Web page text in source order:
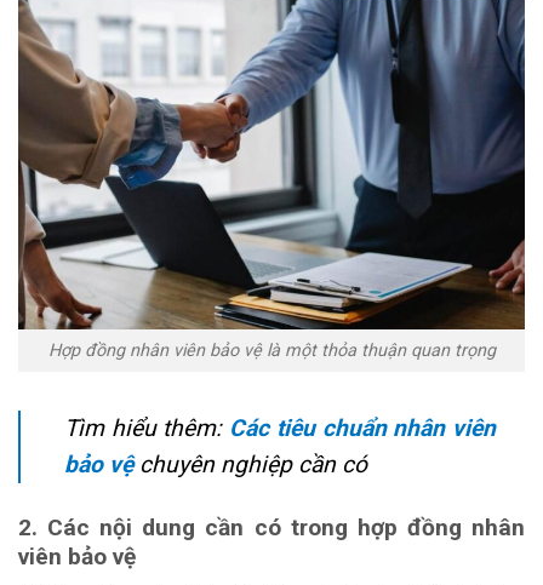
Hợp đồng nhân viên bảo vệ là một thỏa thuận quan trọng
Tìm hiểu thêm: Các tiêu chuẩn nhân viên
bảo vệchuyên nghiệp cần có
2. Các nội dung cần có trong hợp đồng nhân
viên bảo vệ